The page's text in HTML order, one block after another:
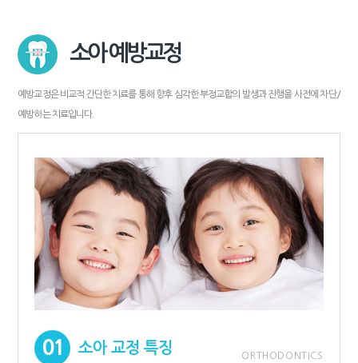
소아 예방교정
예방교정은 비교적 간단한 치료를 통해 향후 심각한 부정교합의 발생과 진행을 사전에 차단/
예방하는 치료입니다.
01 소아 교정 특징 ORTHODONTICS